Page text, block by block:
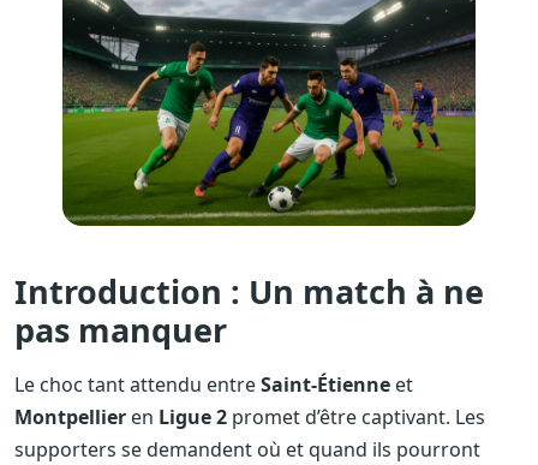
Introduction : Un match à ne
pas manquer
Le choc tant attendu entreSaint-Étienne et
Montpellier en Ligue 2 promet d’être captivant. Les
supporters se demandent où et quand ils pourront